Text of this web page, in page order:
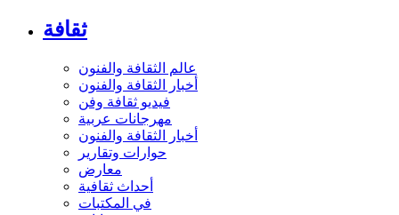
ثقافة
عالم الثقافة والفنون
أخبار الثقافة والفنون
فيديو ثقافة وفن
مهرجانات عربية
أخبار الثقافة والفنون
حوارات وتقارير
معارض
أحداث ثقافية
في المكتبات